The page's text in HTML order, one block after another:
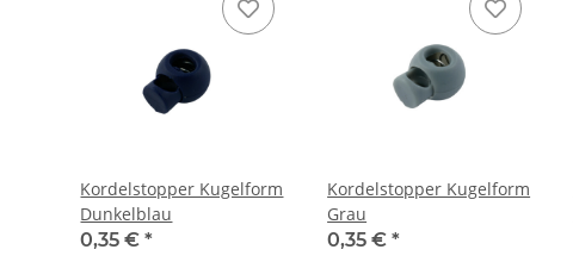
Kordelstopper Kugelform
Dunkelblau
0,35 €*
Kordelstopper Kugelform
Grau
0,35 €*